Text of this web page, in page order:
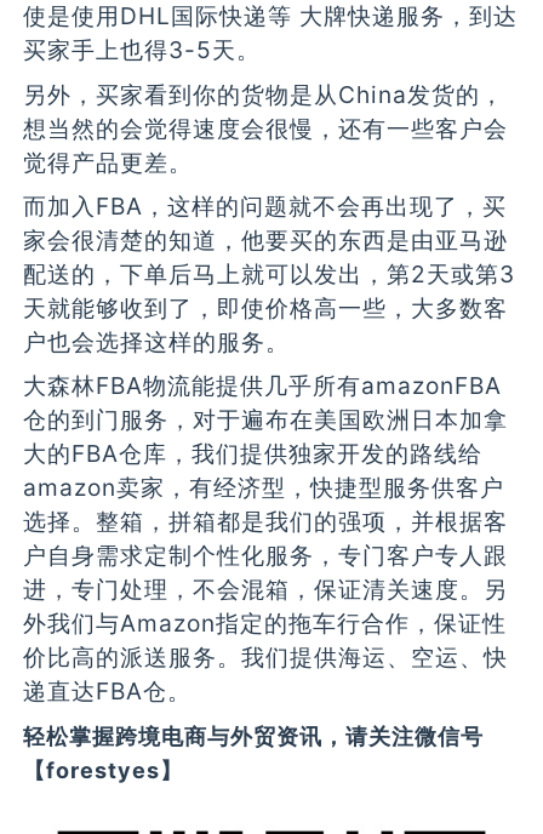
使是使用DHL国际快递等 大牌快递服务，到达
买家手上也得3-5天。
另外，买家看到你的货物是从China发货的，
想当然的会觉得速度会很慢，还有一些客户会
觉得产品更差。
而加入FBA，这样的问题就不会再出现了，买
家会很清楚的知道，他要买的东西是由亚马逊
配送的，下单后马上就可以发出，第2天或第3
天就能够收到了，即使价格高一些，大多数客
户也会选择这样的服务。
大森林FBA物流能提供几乎所有amazonFBA
仓的到门服务，对于遍布在美国欧洲日本加拿
大的FBA仓库，我们提供独家开发的路线给
amazon卖家，有经济型，快捷型服务供客户
选择。整箱，拼箱都是我们的强项，并根据客
户自身需求定制个性化服务，专门客户专人跟
进，专门处理，不会混箱，保证清关速度。另
外我们与Amazon指定的拖车行合作，保证性
价比高的派送服务。我们提供海运、空运、快
递直达FBA仓。
轻松掌握跨境电商与外贸资讯，请关注微信号
【forestyes】